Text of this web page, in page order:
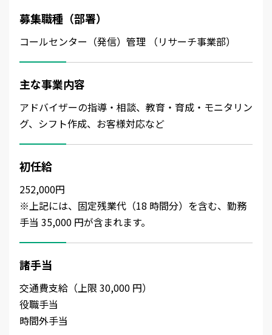
募集職種（部署）
コールセンター（発信）管理 （リサーチ事業部）
主な事業内容
アドバイザーの指導・相談、教育・育成・モニタリン
グ、シフト作成、お客様対応など
初任給
252,000円
※上記には、固定残業代（18 時間分）を含む、勤務
手当 35,000 円が含まれます。
諸手当
交通費支給（上限 30,000 円）
役職手当
時間外手当